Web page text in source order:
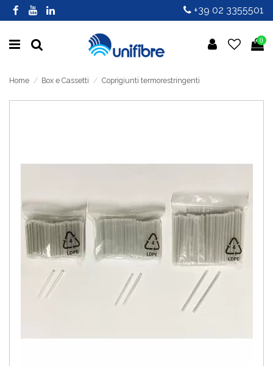
+39 02 3355501
0
Home Box e Cassetti Coprigiunti termorestringenti